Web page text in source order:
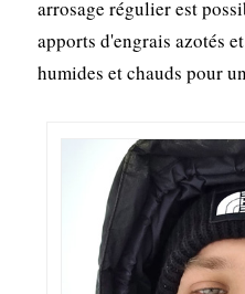
arrosage régulier est
apports d'engrais azotés
humides et chauds pour